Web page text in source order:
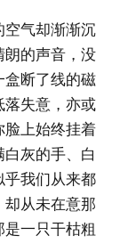
空气却渐渐沉
朗的声音，没
盒断了线的磁
落失意，亦或
脸上始终挂着
灰的手、白
我们从来都
却从未在意那
一只干枯粗